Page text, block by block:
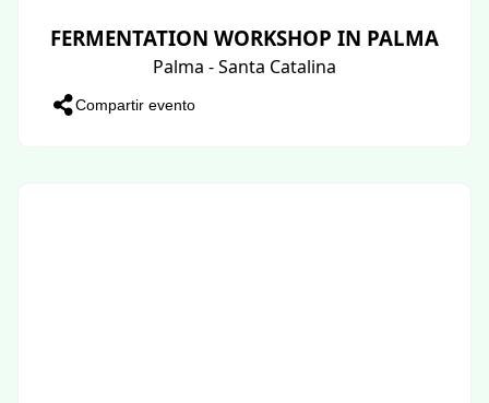
FERMENTATION WORKSHOP IN PALMA
Palma - Santa Catalina
Compartir evento